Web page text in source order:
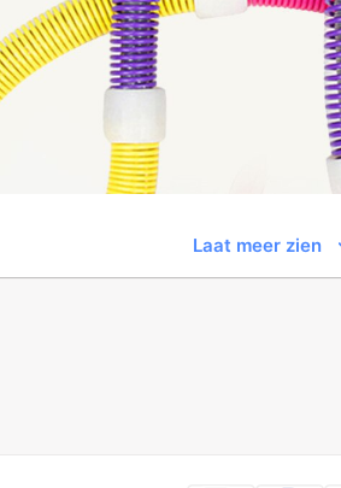
Laat meer zien